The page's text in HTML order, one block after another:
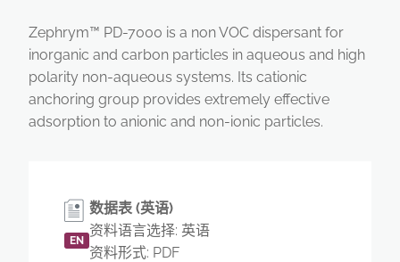
Zephrym™ PD-7000 is a non VOC dispersant for
inorganic and carbon particles in aqueous and high
polarity non-aqueous systems. Its cationic
anchoring group provides extremely effective
adsorption to anionic and non-ionic particles.
EN
数据表 (英语)
资料语言选择: 英语
资料形式: PDF